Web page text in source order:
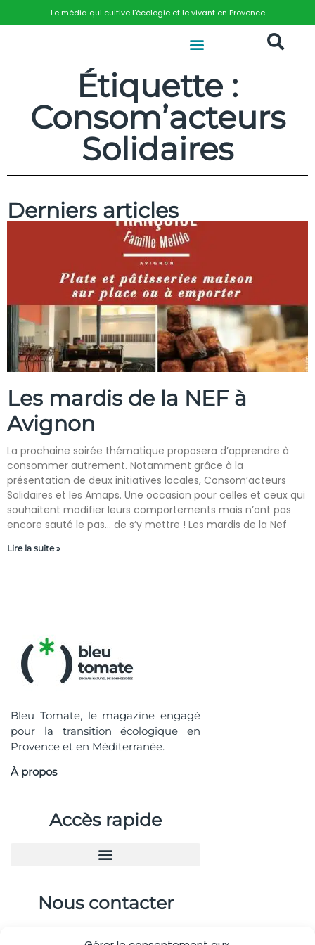
Le média qui cultive l’écologie et le vivant en Provence
Étiquette :
Consom’acteurs
Solidaires
Derniers articles
Les mardis de la NEF à
Avignon
La prochaine soirée thématique proposera d’apprendre à
consommer autrement. Notamment grâce à la
présentation de deux initiatives locales, Consom’acteurs
Solidaires et les Amaps. Une occasion pour celles et ceux qui
souhaitent modifier leurs comportements mais n’ont pas
encore sauté le pas… de s’y mettre ! Les mardis de la Nef
Lire la suite »
Bleu Tomate, le magazine engagé
pour la transition écologique en
Provence et en Méditerranée.
À propos
Accès rapide
Nous contacter